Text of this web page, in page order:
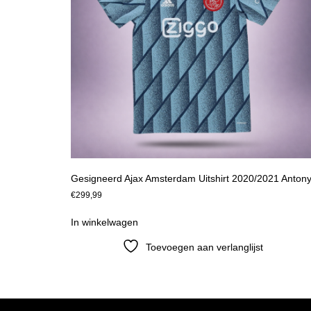
Gesigneerd Ajax Amsterdam Uitshirt 2020/2021 Antony
€299,99
In winkelwagen
Toevoegen aan verlanglijst